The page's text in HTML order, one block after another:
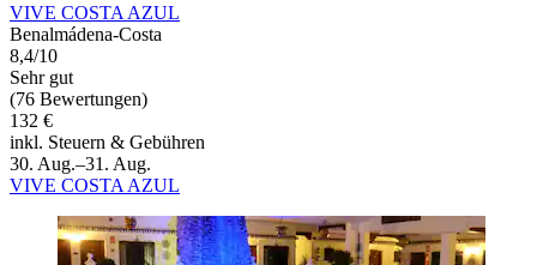
VIVE COSTA AZUL
Benalmádena-Costa
8,4/10
Sehr gut
(76 Bewertungen)
132 €
inkl. Steuern & Gebühren
30. Aug.–31. Aug.
VIVE COSTA AZUL